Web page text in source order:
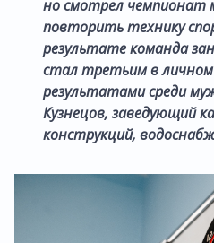
но смотрел чемпионат
повторить технику
результате команда
стал третьим в
результатами среди
Кузнецов, заведующий
конструкций,